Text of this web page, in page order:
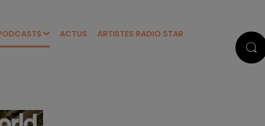
ACTUS ARTISTES RADIO STAR